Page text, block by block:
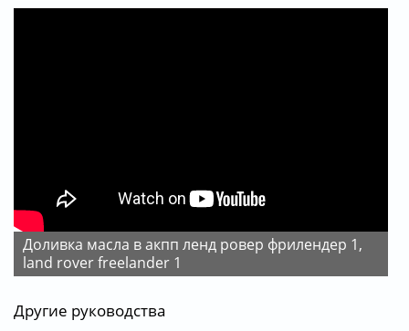
Доливка масла в акпп ленд ровер фрилендер 1,
land rover freelander 1
Другие руководства